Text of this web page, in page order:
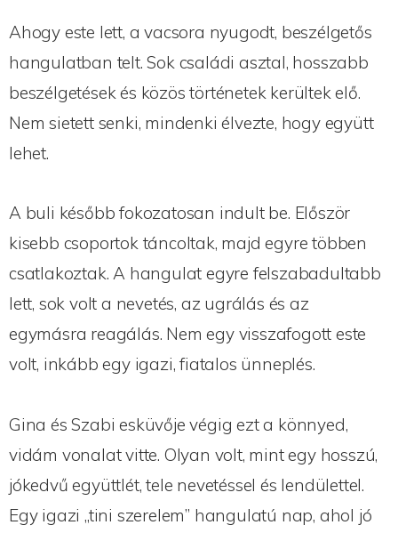
Ahogy este lett, a vacsora nyugodt, beszélgetős
hangulatban telt. Sok családi asztal, hosszabb
beszélgetések és közös történetek kerültek elő.
Nem sietett senki, mindenki élvezte, hogy együtt
lehet.
A buli később fokozatosan indult be. Először
kisebb csoportok táncoltak, majd egyre többen
csatlakoztak. A hangulat egyre felszabadultabb
lett, sok volt a nevetés, az ugrálás és az
egymásra reagálás. Nem egy visszafogott este
volt, inkább egy igazi, fiatalos ünneplés.
Gina és Szabi esküvője végig ezt a könnyed,
vidám vonalat vitte. Olyan volt, mint egy hosszú,
jókedvű együttlét, tele nevetéssel és lendülettel.
Egy igazi „tini szerelem” hangulatú nap, ahol jó